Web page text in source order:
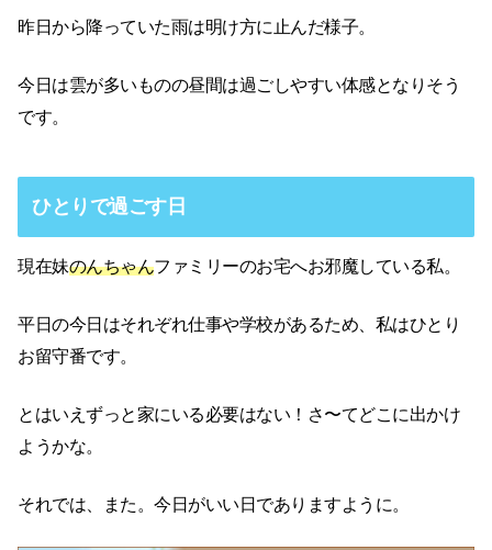
昨日から降っていた雨は明け方に止んだ様子。
今日は雲が多いものの昼間は過ごしやすい体感となりそう
です。
ひとりで過ごす日
現在妹のんちゃんファミリーのお宅へお邪魔している私。
平日の今日はそれぞれ仕事や学校があるため、私はひとり
お留守番です。
とはいえずっと家にいる必要はない！さ〜てどこに出かけ
ようかな。
それでは、また。今日がいい日でありますように。